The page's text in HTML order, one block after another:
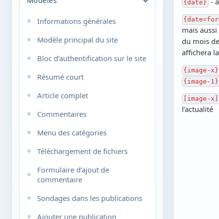
Messages privés
smartphones
Système de signalement des
Filtre par IP, identifiant ou e-mail
Outils IP
Gestion de la publicité
Informations générales
Modèle principal du site
Bloc d’authentification sur le site
Résumé court
Article complet
Commentaires
Menu des catégories
Téléchargement de fichiers
Formulaire d’ajout de
commentaire
Sondages dans les publications
Ajouter une publication
{date}
mais
du mois
affichera
{image-x}
{image-1}
[image-x]
l’actualité